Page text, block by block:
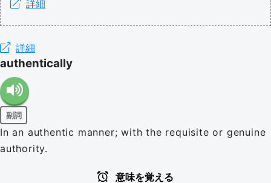
詳細
詳細
authentically
副詞
In an authentic manner; with the requisite or genuine
authority.
意味を覚える